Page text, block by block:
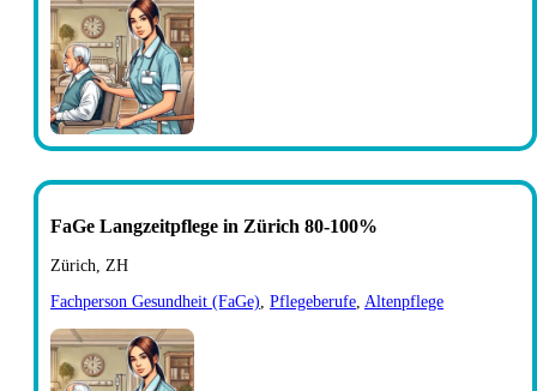
FaGe Langzeitpflege in Zürich 80-100%
Zürich, ZH
Fachperson Gesundheit (FaGe), Pflegeberufe, Altenpflege